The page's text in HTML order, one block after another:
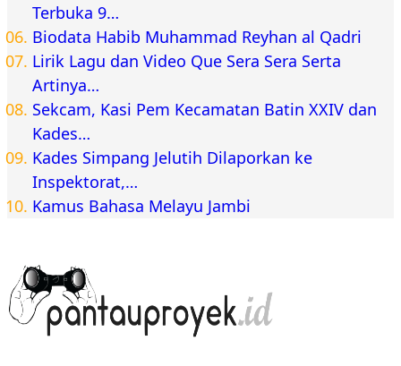
Terbuka 9…
Biodata Habib Muhammad Reyhan al Qadri
Lirik Lagu dan Video Que Sera Sera Serta
Artinya…
Sekcam, Kasi Pem Kecamatan Batin XXIV dan
Kades…
Kades Simpang Jelutih Dilaporkan ke
Inspektorat,…
Kamus Bahasa Melayu Jambi